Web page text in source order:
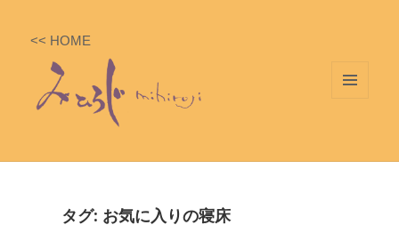
<< HOME
タグ: お気に入りの寝床